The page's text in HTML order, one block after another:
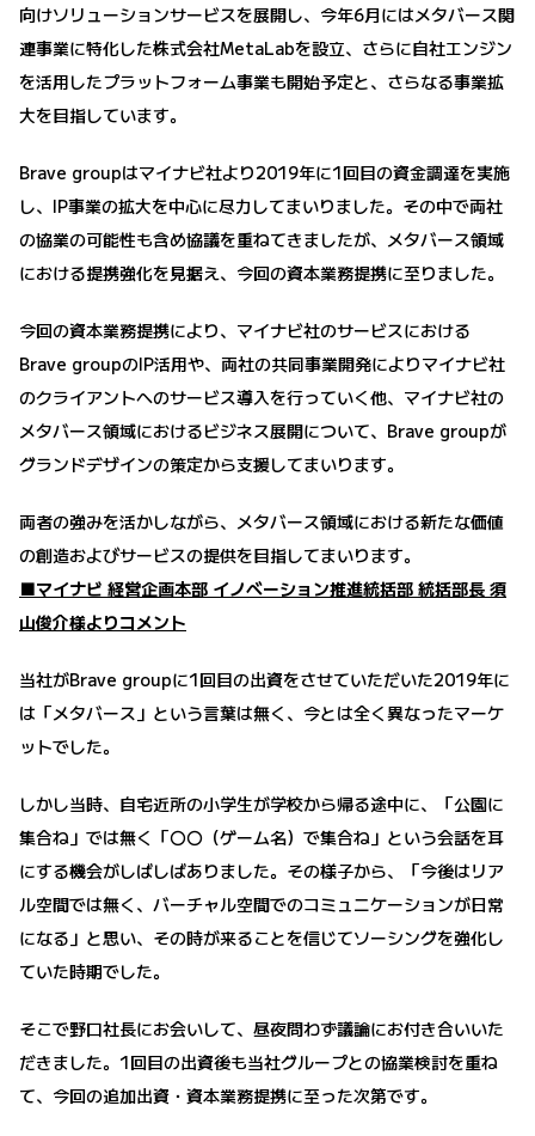
向けソリューションサービスを展開し、今年6月にはメタバース関
連事業に特化した株式会社MetaLabを設立、さらに自社エンジン
を活用したプラットフォーム事業も開始予定と、さらなる事業拡
大を目指しています。
Brave groupはマイナビ社より2019年に1回目の資金調達を実施
し、IP事業の拡大を中心に尽力してまいりました。その中で両社
の協業の可能性も含め協議を重ねてきましたが、メタバース領域
における提携強化を見据え、今回の資本業務提携に至りました。
今回の資本業務提携により、マイナビ社のサービスにおける
Brave groupのIP活用や、両社の共同事業開発によりマイナビ社
のクライアントへのサービス導入を行っていく他、マイナビ社の
メタバース領域におけるビジネス展開について、Brave groupが
グランドデザインの策定から支援してまいります。
両者の強みを活かしながら、メタバース領域における新たな価値
の創造およびサービスの提供を目指してまいります。
■マイナビ 経営企画本部 イノベーション推進統括部 統括部長 須
山俊介様よりコメント
当社がBrave groupに1回目の出資をさせていただいた2019年に
は「メタバース」という言葉は無く、今とは全く異なったマーケ
ットでした。
しかし当時、自宅近所の小学生が学校から帰る途中に、「公園に
集合ね」では無く「〇〇（ゲーム名）で集合ね」という会話を耳
にする機会がしばしばありました。その様子から、「今後はリア
ル空間では無く、バーチャル空間でのコミュニケーションが日常
になる」と思い、その時が来ることを信じてソーシングを強化し
ていた時期でした。
そこで野口社長にお会いして、昼夜問わず議論にお付き合いいた
だきました。1回目の出資後も当社グループとの協業検討を重ね
て、今回の追加出資・資本業務提携に至った次第です。